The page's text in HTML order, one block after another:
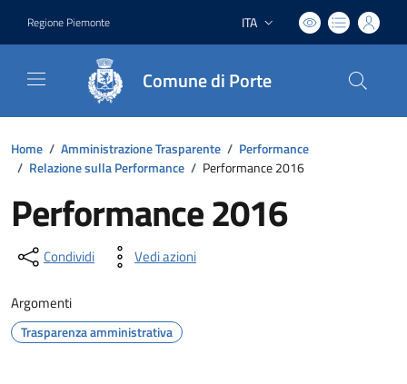
Regione Piemonte Lingua attiva:
ITA
Comune di Porte
Home / Amministrazione Trasparente / Performance
/ Relazione sulla Performance / Performance 2016
Performance 2016
Condividi Vedi azioni
Argomenti
Trasparenza amministrativa